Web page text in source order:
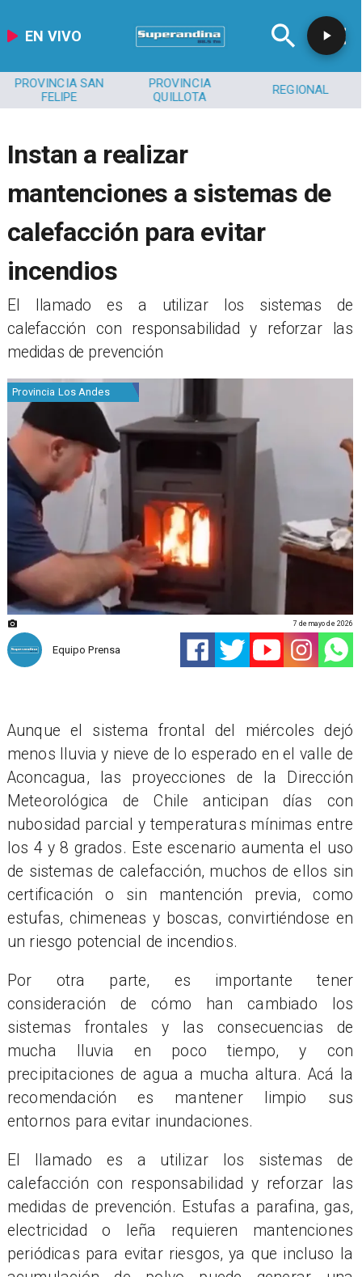
EN VIVO
PROVINCIA SAN
FELIPE
PROVINCIA
QUILLOTA
REGIONAL
Instan a realizar
mantenciones a sistemas de
calefacción para evitar
incendios
​El llamado es a utilizar los sistemas de
calefacción con responsabilidad y reforzar las
medidas de prevención
Provincia Los Andes
Equipo Prensa
7 de mayo de 2026
Aunque el sistema frontal del miércoles dejó
menos lluvia y nieve de lo esperado en el valle de
Aconcagua, las proyecciones de la Dirección
Meteorológica de Chile anticipan días con
nubosidad parcial y temperaturas mínimas entre
los 4 y 8 grados. Este escenario aumenta el uso
de sistemas de calefacción, muchos de ellos sin
certificación o sin mantención previa, como
estufas, chimeneas y boscas, convirtiéndose en
un riesgo potencial de incendios.
Por otra parte, es importante tener
consideración de cómo han cambiado los
sistemas frontales y las consecuencias de
mucha lluvia en poco tiempo, y con
precipitaciones de agua a mucha altura. Acá la
recomendación es mantener limpio sus
entornos para evitar inundaciones.
El llamado es a utilizar los sistemas de
calefacción con responsabilidad y reforzar las
medidas de prevención. Estufas a parafina, gas,
electricidad o leña requieren mantenciones
periódicas para evitar riesgos, ya que incluso la